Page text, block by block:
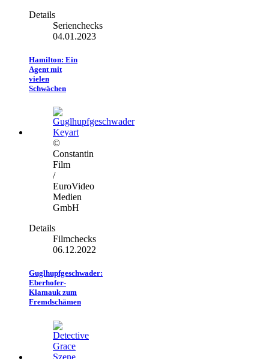
Details
Serienchecks
04.01.2023
Hamilton: Ein
Agent mit
vielen
Schwächen
©
Constantin
Film
/
EuroVideo
Medien
GmbH
Details
Filmchecks
06.12.2022
Guglhupfgeschwader:
Eberhofer-
Klamauk zum
Fremdschämen